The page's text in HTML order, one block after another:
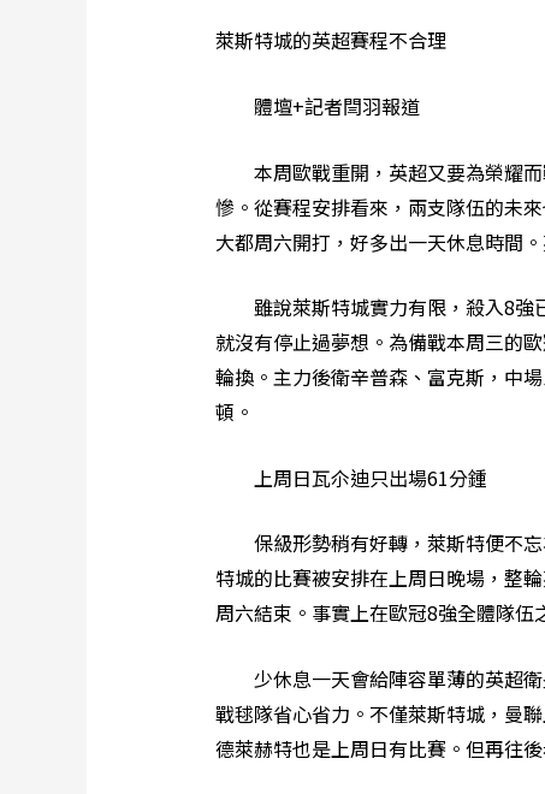
萊斯特城的英超賽程不合理
體壇+記者閆羽報道
本周歐戰重開，英超又要為榮耀而
慘。從賽程安排看來，兩支隊伍的未
大都周六開打，好多出一天休息時間
雖說萊斯特城實力有限，殺入8強
就沒有停止過夢想。為備戰本周三的
輪換。主力後衛辛普森、富克斯，中
頓。
上周日瓦尒迪只出場61分鍾
保級形勢稍有好轉，萊斯特便不忘
特城的比賽被安排在上周日晚場，整
周六結束。事實上在歐冠8強全體隊伍
少休息一天會給陣容單薄的英超衛
戰毬隊省心省力。不僅萊斯特城，曼
德萊赫特也是上周日有比賽。但再往